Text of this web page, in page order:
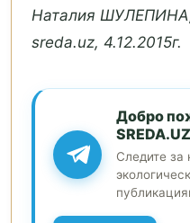
Наталия
sreda.uz, 4.12.2015г.
Добро
Следите